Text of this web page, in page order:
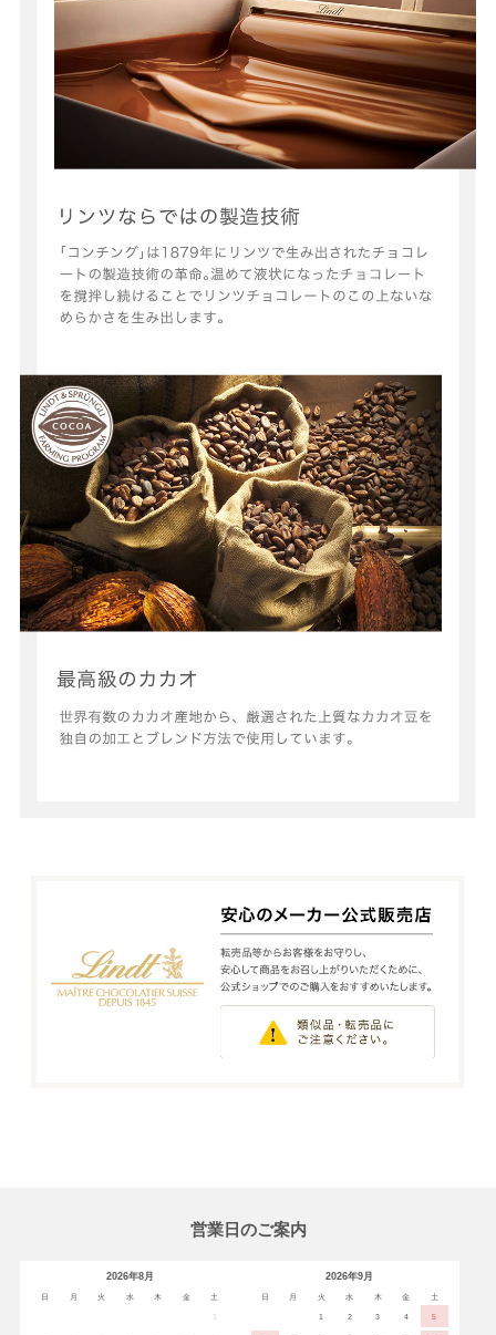
営業日のご案内
2026年8月
日 月 火 水 木 金 土
2026年9月
日 月 火 水 木 金 土
1 2 3 4 5